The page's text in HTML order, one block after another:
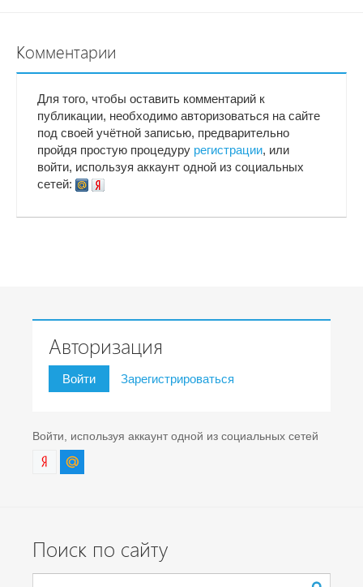
Комментарии
Для того, чтобы оставить комментарий к
публикации, необходимо авторизоваться на сайте
под своей учётной записью, предварительно
пройдя простую процедуру регистрации, или
войти, используя аккаунт одной из социальных
сетей:
Авторизация
Войти Зарегистрироваться
Войти, используя аккаунт одной из социальных сетей
Поиск по сайту